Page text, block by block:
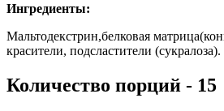
Ингредиенты:
Мальтодекстрин,белковая
красители, подсластители (сукралоза).
Количество порций - 15